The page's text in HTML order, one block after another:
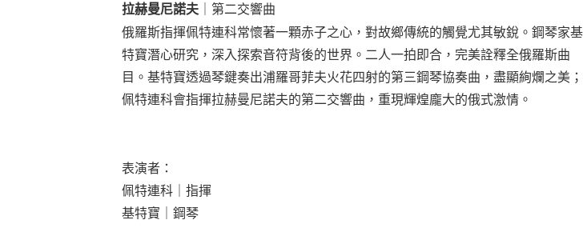
拉赫曼尼諾夫 ｜第二交響曲
俄羅斯指揮佩特連科常懷著一顆赤子之心，對故鄉傳統的觸覺尤其敏銳。鋼琴家基
特寶潛心研究，深入探索音符背後的世界。二人一拍即合，完美詮釋全俄羅斯曲
目。基特寶透過琴鍵奏出浦羅哥菲夫火花四射的第三鋼琴協奏曲，盡顯絢爛之美；
佩特連科會指揮拉赫曼尼諾夫的第二交響曲，重現輝煌龐大的俄式激情。
表演者：
佩特連科｜指揮
基特寶｜鋼琴